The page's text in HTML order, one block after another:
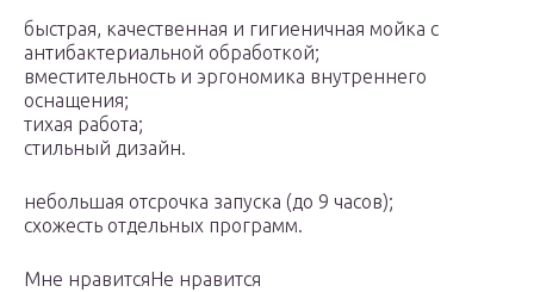
быстрая, качественная и гигиеничная мойка с
антибактериальной обработкой;
вместительность и эргономика внутреннего
оснащения;
тихая работа;
стильный дизайн.
небольшая отсрочка запуска (до 9 часов);
схожесть отдельных программ.
Мне нравитсяНе нравится